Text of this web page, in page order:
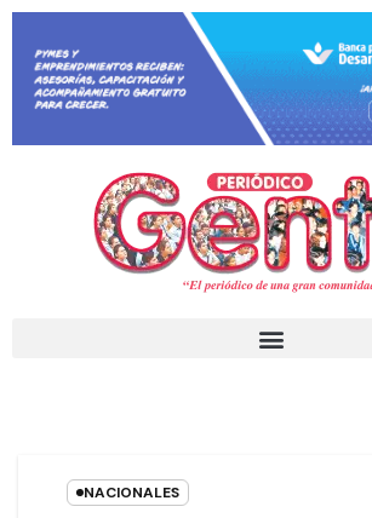
NACIONALES